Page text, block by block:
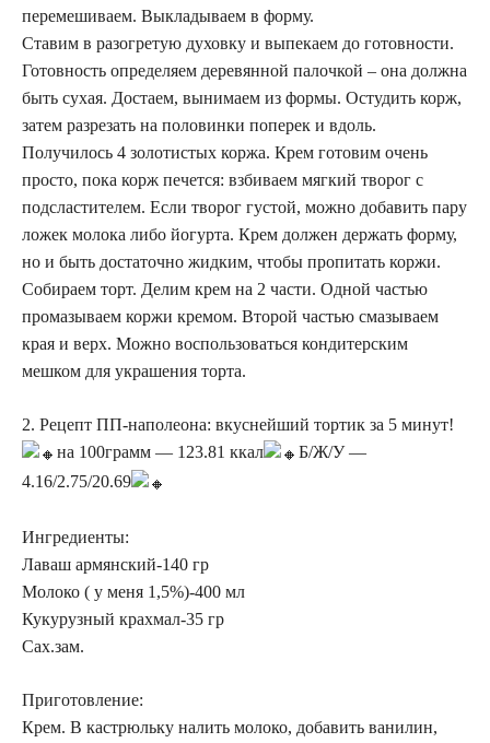
перемешиваем. Выкладываем в форму.
Ставим в разогретую духовку и выпекаем до готовности.
Готовность определяем деревянной палочкой – она должна
быть сухая. Достаем, вынимаем из формы. Остудить корж,
затем разрезать на половинки поперек и вдоль.
Получилось 4 золотистых коржа. Крем готовим очень
просто, пока корж печется: взбиваем мягкий творог с
подсластителем. Если творог густой, можно добавить пару
ложек молока либо йогурта. Крем должен держать форму,
но и быть достаточно жидким, чтобы пропитать коржи.
Собираем торт. Делим крем на 2 части. Одной частью
промазываем коржи кремом. Второй частью смазываем
края и верх. Можно воспользоваться кондитерским
мешком для украшения торта.
2. Рецепт ПП-наполеона: вкуснейший тортик за 5 минут!
на 100грамм — 123.81 ккал
Б/Ж/У —
4.16/2.75/20.69
Ингредиенты:
Лаваш армянский-140 гр
Молоко ( у меня 1,5%)-400 мл
Кукурузный крахмал-35 гр
Сах.зам.
Приготовление:
Крем. В кастрюльку налить молоко, добавить ванилин,